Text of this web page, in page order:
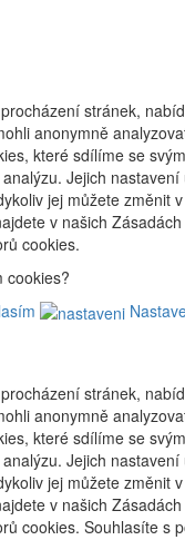
stránek,
anonymně
které sdílíme se
Jejich
jej můžete změnit
v našich
cookies.
cookies?
stránek,
anonymně
které sdílíme se
Jejich
jej můžete změnit
v našich
cookies. Souhlasíte s